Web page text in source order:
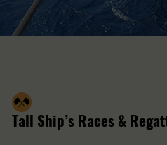
Tall Ship’s Races &